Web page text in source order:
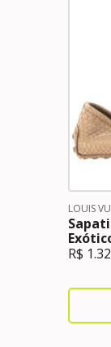
LOUIS
R$